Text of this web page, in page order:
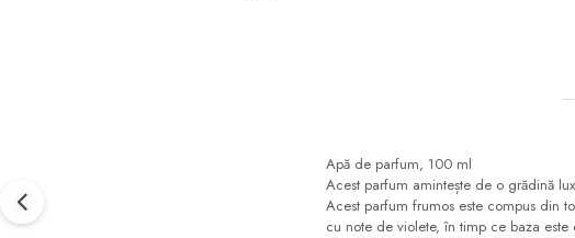
Apă de parfum, 100 ml
Acest parfum amintește de o grădină
Acest parfum frumos este compus din
cu note de violete, în timp ce baza